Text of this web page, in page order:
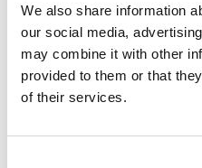
We also share information
our social media,
may combine it with other
provided to them or that
of their services.